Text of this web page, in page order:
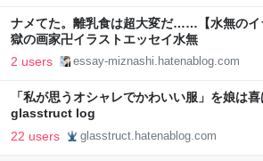
ナメてた。離乳食は超大変だ……【水無のイ
獄の画家卍イラストエッセイ水無
2 users essay-miznashi.hatenablog.com
「私が思うオシャレでかわいい服」を娘は
glasstruct log
22 users glasstruct.hatenablog.com